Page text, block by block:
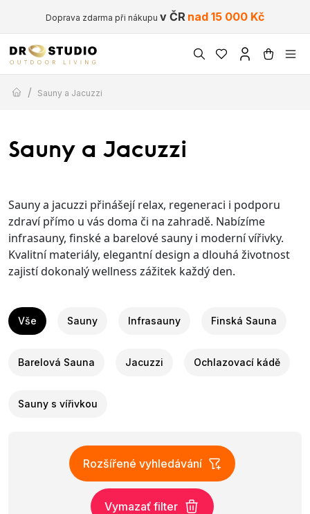
Doprava zdarma při nákupu v ČR nad 15 000 Kč
/ Sauny a Jacuzzi
Sauny a Jacuzzi
Sauny a jacuzzi přinášejí relax, regeneraci i podporu
zdraví přímo u vás doma či na zahradě. Nabízíme
infrasauny, finské a barelové sauny i moderní vířivky.
Kvalitní materiály, elegantní design a dlouhá životnost
zajistí dokonalý wellness zážitek každý den.
Vše Sauny Infrasauny Finská Sauna
Barelová Sauna Jacuzzi Ochlazovací kádě
Sauny s vířivkou
Rozšířené vyhledávání
Vymazať filter